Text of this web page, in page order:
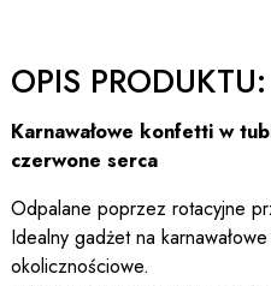
OPIS PRODUKTU:
Karnawałowe konfetti w
czerwone serca
Odpalane poprzez rotacyjne
Idealny gadżet na
okolicznościowe.